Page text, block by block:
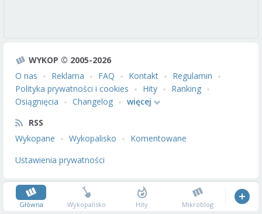
WYKOP © 2005-2026
O nas
Reklama FAQ Kontakt
Regulamin
Polityka prywatności i cookies
Hity
Ranking
Osiągnięcia
Changelog
więcej
RSS
Wykopane
Wykopalisko
Komentowane
Ustawienia prywatności
Główna Wykopalisko Hity Mikroblog